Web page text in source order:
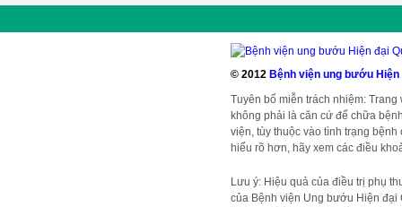
© 2012 Bệnh viện ung bướu
Tuyên bố miễn trách nhiệm:
không phải là căn cứ để chữa
viện, tùy thuộc vào tình trạng
hiểu rõ hơn, hãy xem các điều
Lưu ý: Hiệu quả của điều trị phụ
của Bệnh viện Ung bướu Hiện đại